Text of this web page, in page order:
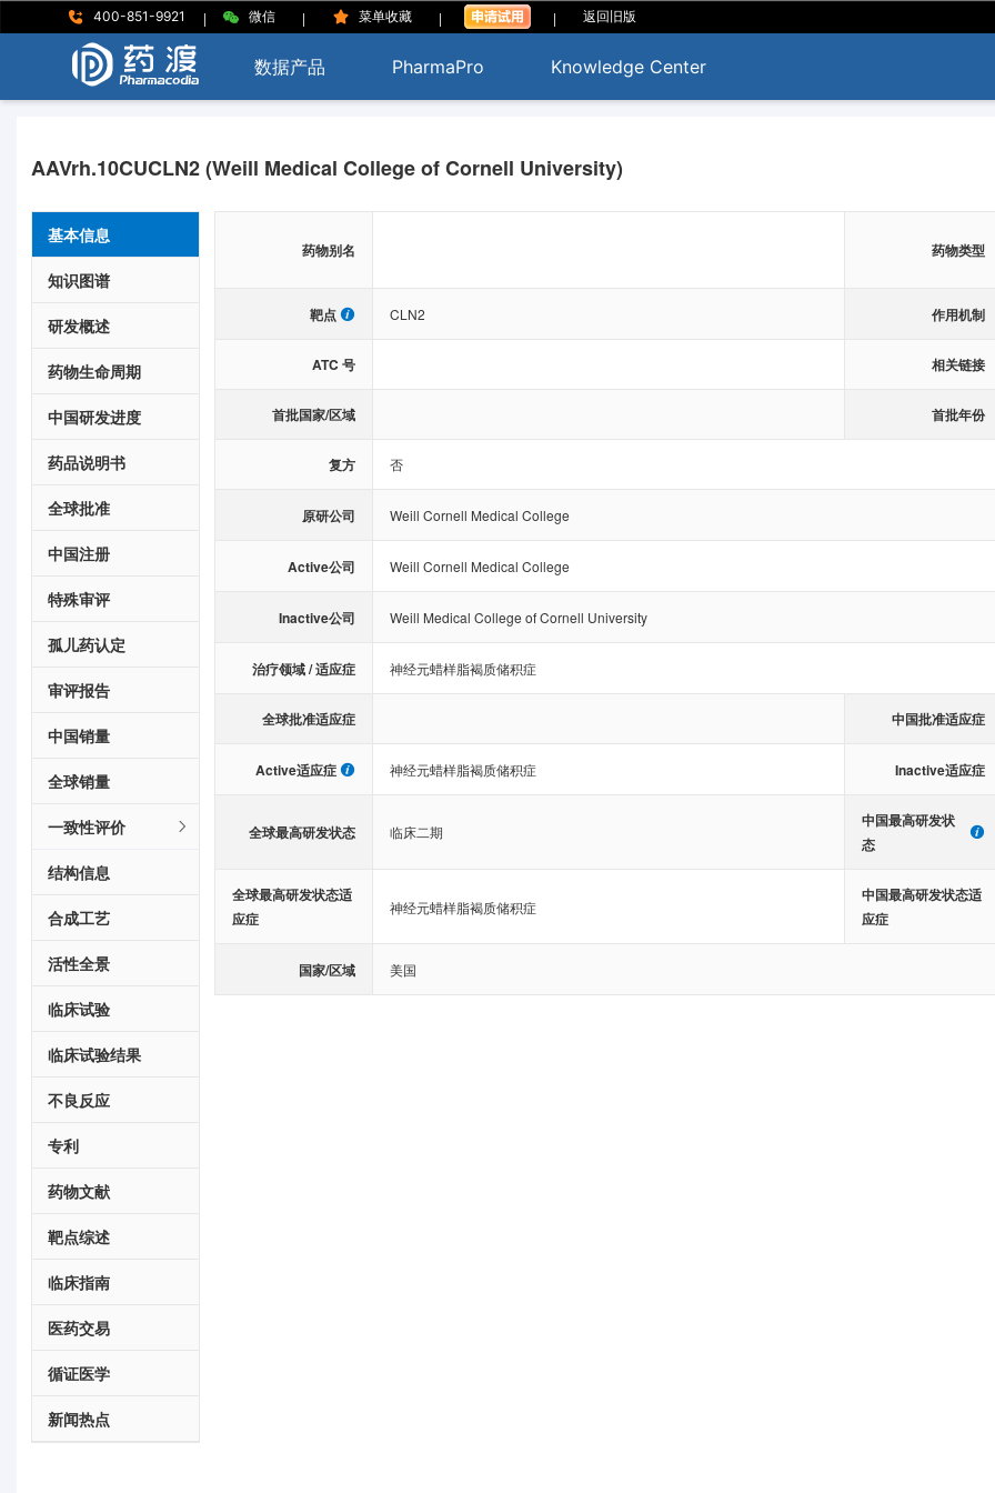
400-851-9921 | 微信 | 菜单收藏 | | 返回旧版
数据产品 PharmaPro Knowledge Center
AAVrh.10CUCLN2 (Weill Medical College of Cornell University)
基本信息
知识图谱
研发概述
药物生命周期
中国研发进度
药品说明书
全球批准
中国注册
特殊审评
孤儿药认定
审评报告
中国销量
全球销量
一致性评价
结构信息
合成工艺
活性全景
临床试验
临床试验结果
不良反应
专利
药物文献
靶点综述
临床指南
医药交易
循证医学
新闻热点
药物别名 药物类型
靶点 CLN2 作用机制
ATC 号 相关链接
首批国家/区域 首批年份
复方 否
原研公司 Weill Cornell Medical College
Active公司 Weill Cornell Medical College
Inactive公司 Weill Medical College of Cornell University
治疗领域 / 适应症 神经元蜡样脂褐质储积症
全球批准适应症 中国批准适应症
Active适应症 神经元蜡样脂褐质储积症 Inactive适应症
全球最高研发状态 临床二期
中国最高研发状
态
全球最高研发状态适
应症
神经元蜡样脂褐质储积症
中国最高研发状态适
应症
国家/区域 美国